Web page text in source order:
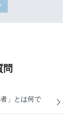
問
」とは何で